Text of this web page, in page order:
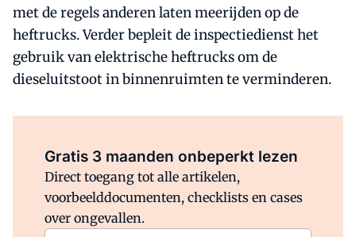
met de regels anderen laten meerijden op de
heftrucks. Verder bepleit de inspectiedienst het
gebruik van elektrische heftrucks om de
dieseluitstoot in binnenruimten te verminderen.
Gratis 3 maanden onbeperkt lezen
Direct toegang tot alle artikelen,
voorbeelddocumenten, checklists en cases
over ongevallen.